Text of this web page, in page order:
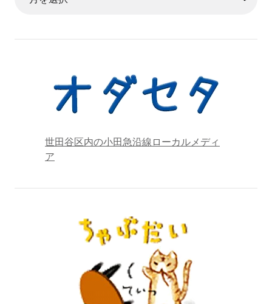
世田谷区内の小田急沿線ローカルメディ
ア